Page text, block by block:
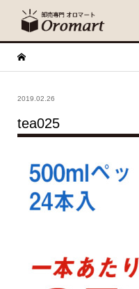
2019.02.26
tea025